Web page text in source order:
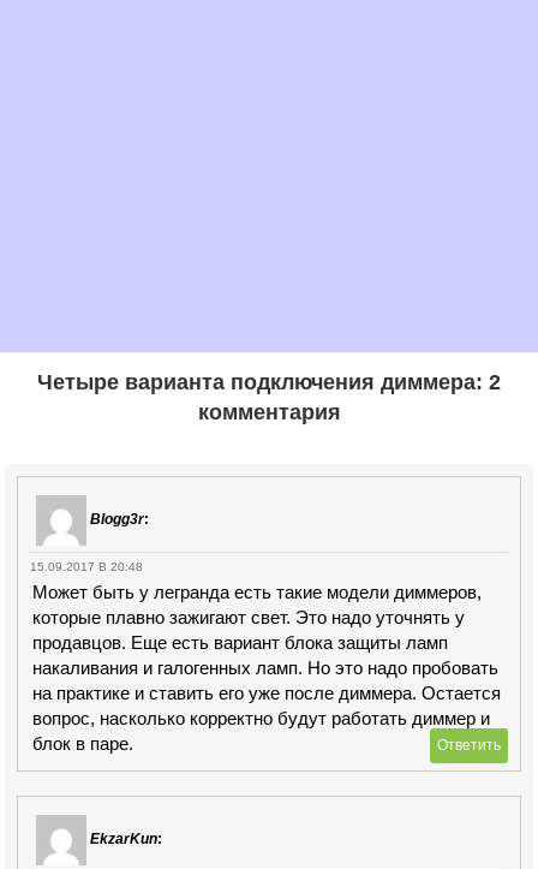
Четыре варианта подключения диммера: 2
комментария
Blogg3r:
15.09.2017 В 20:48
Может быть у легранда есть такие модели диммеров,
которые плавно зажигают свет. Это надо уточнять у
продавцов. Еще есть вариант блока защиты ламп
накаливания и галогенных ламп. Но это надо пробовать
на практике и ставить его уже после диммера. Остается
вопрос, насколько корректно будут работать диммер и
блок в паре.
Ответить
EkzarKun: